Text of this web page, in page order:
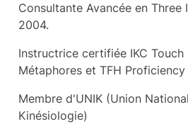
Consultante Avancée en
2004.
Instructrice certifiée IKC Touch
Métaphores et TFH Proficiency
Membre d'UNIK (Union
Kinésiologie)